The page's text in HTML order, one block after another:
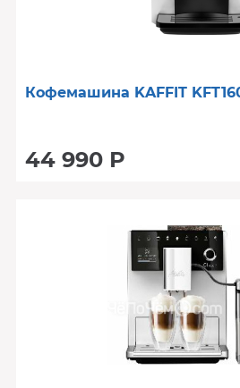
Кофемашина KAFFIT
44 990 Р